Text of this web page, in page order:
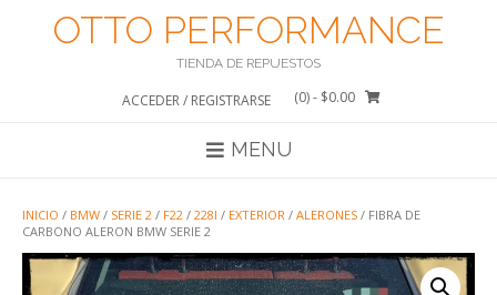
OTTO PERFORMANCE
TIENDA DE REPUESTOS
ACCEDER / REGISTRARSE (0)- $0.00
MENU
INICIO / BMW / SERIE 2 / F22 / 228I / EXTERIOR / ALERONES / FIBRA DE
CARBONO ALERON BMW SERIE 2